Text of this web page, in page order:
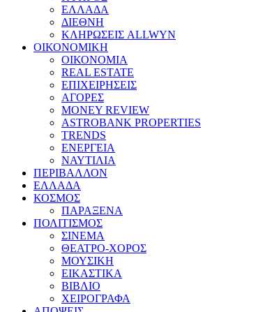
ΕΛΛΑΔΑ
ΔΙΕΘΝΗ
ΚΛΗΡΩΣΕΙΣ ALLWYN
ΟΙΚΟΝΟΜΙΚΗ
ΟΙΚΟΝΟΜΙΑ
REAL ESTATE
ΕΠΙΧΕΙΡΗΣΕΙΣ
ΑΓΟΡΕΣ
MONEY REVIEW
ASTROBANK PROPERTIES
TRENDS
ΕΝΕΡΓΕΙΑ
ΝΑΥΤΙΛΙΑ
ΠΕΡΙΒΑΛΛΟΝ
ΕΛΛΑΔΑ
ΚΟΣΜΟΣ
ΠΑΡΑΞΕΝΑ
ΠΟΛΙΤΙΣΜΟΣ
ΣΙΝΕΜΑ
ΘΕΑΤΡΟ-ΧΟΡΟΣ
ΜΟΥΣΙΚΗ
ΕΙΚΑΣΤΙΚΑ
ΒΙΒΛΙΟ
ΧΕΙΡΟΓΡΑΦΑ